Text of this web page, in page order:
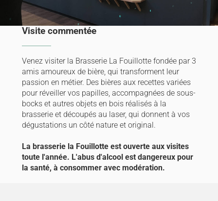
Visite commentée
Venez visiter la Brasserie La Fouillotte fondée par 3
amis amoureux de bière, qui transforment leur
passion en métier. Des bières aux recettes variées
pour réveiller vos papilles, accompagnées de sous-
bocks et autres objets en bois réalisés à la
brasserie et découpés au laser, qui donnent à vos
dégustations un côté nature et original.
La brasserie la Fouillotte est ouverte aux visites
toute l'année. L'abus d'alcool est dangereux pour
la santé, à consommer avec modération.